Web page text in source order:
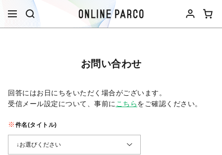
お問い合わせ
回答にはお日にちをいただく場合がございます。
受信メール設定について、事前に こちらをご確認ください。​
件名(タイトル)